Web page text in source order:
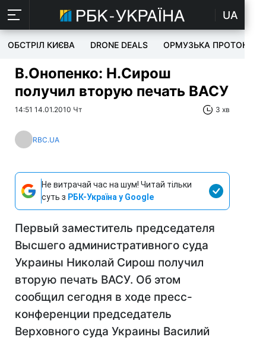
UA
ОБСТРІЛ КИЄВА DRONE DEALS ОРМУЗЬКА ПРОТОКА
В.Онопенко: Н.Сирош
получил вторую печать ВАСУ
14:51 14.01.2010 Чт 3 хв
RBC.UA
Не витрачай час на шум! Читай тільки
суть з РБК-Україна у Google
Первый заместитель председателя
Высшего административного суда
Украины Николай Сирош получил
вторую печать ВАСУ. Об этом
сообщил сегодня в ходе пресс-
конференции председатель
Верховного суда Украины Василий